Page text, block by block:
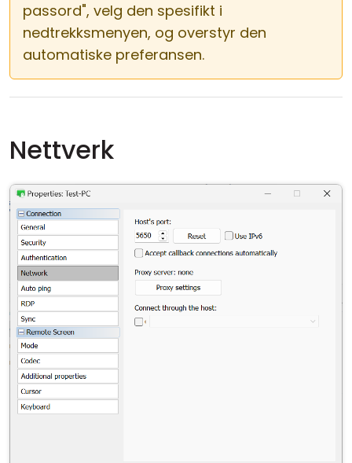
passord", velg den spesifikt i
nedtrekksmenyen, og overstyr den
automatiske preferansen.
Nettverk